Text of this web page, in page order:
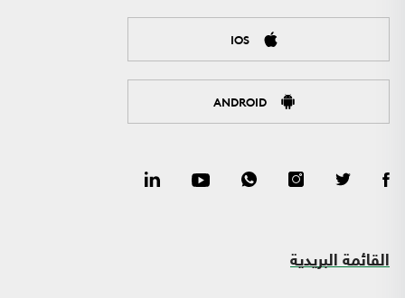
IOS
ANDROID
القائمة البريدية